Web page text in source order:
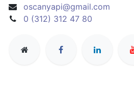
oscanyapi@gmail.com
0 (312) 312 47 80